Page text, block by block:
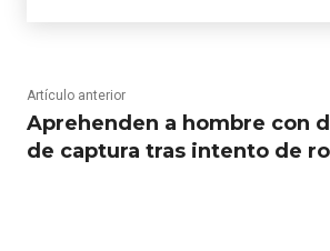
Artículo anterior
Aprehenden a hombre con
de captura tras intento de